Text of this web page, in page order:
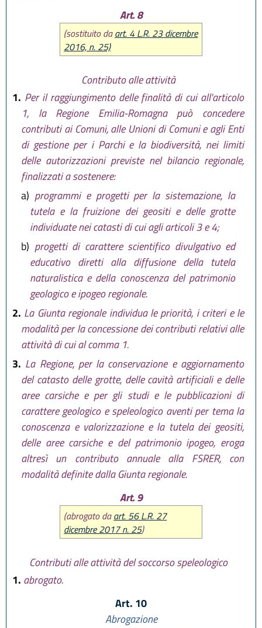
Art. 8
(sostituito daart. 4 L.R. 23 dicembre
2016, n. 25)
Contributo alle attività
1. Per il raggiungimento delle finalità di cui all'articolo
1, la Regione Emilia-Romagna può concedere
contributi ai Comuni, alle Unioni di Comuni e agli Enti
di gestione per i Parchi e la biodiversità, nei limiti
delle autorizzazioni previste nel bilancio regionale,
finalizzati a sostenere:
a) programmi e progetti per la sistemazione, la
tutela e la fruizione dei geositi e delle grotte
individuate nei catasti di cui agli articoli 3 e 4;
b) progetti di carattere scientifico divulgativo ed
educativo diretti alla diffusione della tutela
naturalistica e della conoscenza del patrimonio
geologico e ipogeo regionale.
2. La Giunta regionale individua le priorità, i criteri e le
modalità per la concessione dei contributi relativi alle
attività di cui al comma 1.
3. La Regione, per la conservazione e aggiornamento
del catasto delle grotte, delle cavità artificiali e delle
aree carsiche e per gli studi e le pubblicazioni di
carattere geologico e speleologico aventi per tema la
conoscenza e valorizzazione e la tutela dei geositi,
delle aree carsiche e del patrimonio ipogeo, eroga
altresì un contributo annuale alla FSRER, con
modalità definite dalla Giunta regionale.
Art. 9
(abrogato daart. 56 L.R. 27
dicembre 2017 n. 25)
Contributi alle attività del soccorso speleologico
1. abrogato.
Art. 10
Abrogazione